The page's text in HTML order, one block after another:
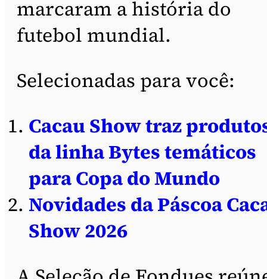
marcaram a história do
futebol mundial.
Selecionadas para você:
Cacau Show traz
da linha Bytes temáticos
para Copa do Mundo
Novidades da Páscoa
Show 2026